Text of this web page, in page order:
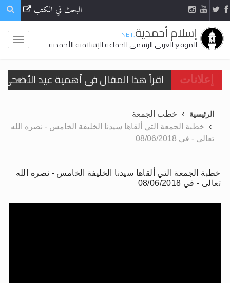
البحث في الكتب
إسلام أحمدية.NET
الموقع العربي الرسمي للجماعة الإسلامية الأحمدية
إعلانات
الحجّ.. دلالات، حِكم، وأهداف >> المزيد
تعميم هامّ لأفراد الجماعة >> المزيد
اقرأ هذا الكتاب وتعرّف على حقيقة
الرئيسية
خطب الجمعة
خطبة الجمعة التي ألقاها سيدنا الخليفة الخامس - نصره الله
تعالى - في 08/06/2018
خطبة الجمعة التي ألقاها سيدنا الخليفة الخامس - نصره الله
تعالى - في 08/06/2018